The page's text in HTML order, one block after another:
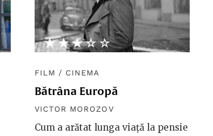
★★★★★
☆☆☆☆☆
FILM / CINEMA
Bătrâna Europă
VICTOR MOROZOV
Cum a arătat lunga viață la pensie